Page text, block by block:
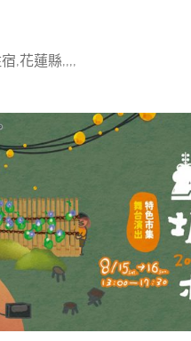
,花蓮縣,,,,